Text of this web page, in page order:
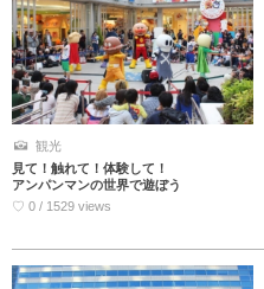
観光
見て！触れて！体験して！
アンパンマンの世界で遊ぼう
♡ 0 / 1529 views